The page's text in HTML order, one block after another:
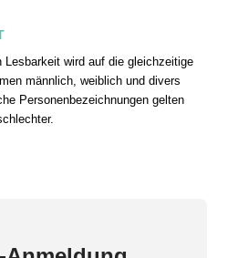
Lesbarkeit wird auf die gleichzeitige
männlich, weiblich und divers
Personenbezeichnungen gelten